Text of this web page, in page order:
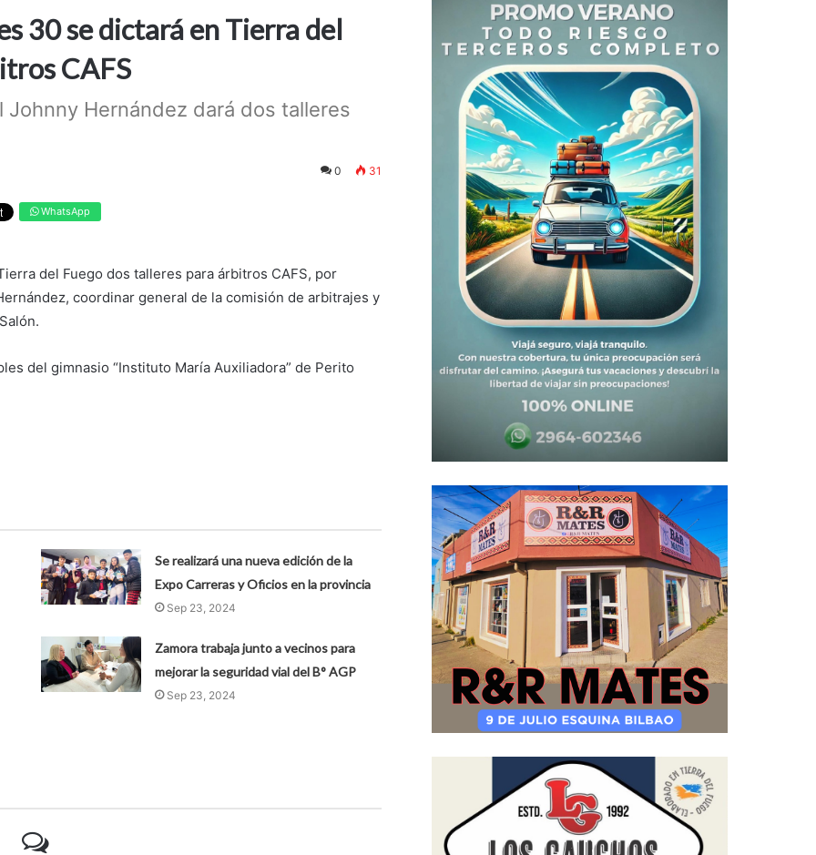
30 se dictará en Tierra del
CAFS
Hernández dará dos talleres
0 31
WhatsApp
del Fuego dos talleres para árbitros CAFS, por
coordinar general de la comisión de arbitrajes y
del gimnasio “Instituto María Auxiliadora” de Perito
Se realizará una nueva edición de la
Expo Carreras y Oficios en la provincia
Sep 23, 2024
Zamora trabaja junto a vecinos para
mejorar la seguridad vial del B° AGP
Sep 23, 2024